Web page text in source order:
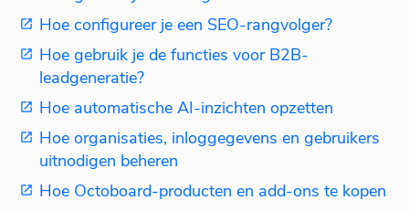
Hoe configureer je een SEO-rangvolger?
Hoe gebruik je de functies voor B2B-
leadgeneratie?
Hoe automatische AI-inzichten opzetten
Hoe organisaties, inloggegevens en gebruikers
uitnodigen beheren
Hoe Octoboard-producten en add-ons te kopen